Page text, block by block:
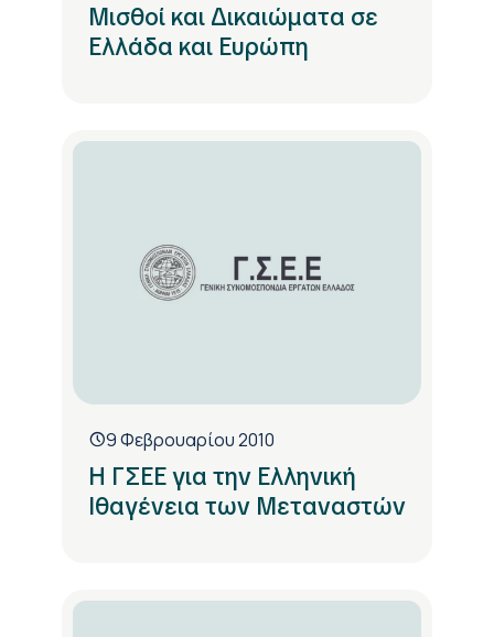
Μισθοί και Δικαιώματα σε
Ελλάδα και Ευρώπη
9 Φεβρουαρίου 2010
Η ΓΣΕΕ για την Ελληνική
Ιθαγένεια των Μεταναστών